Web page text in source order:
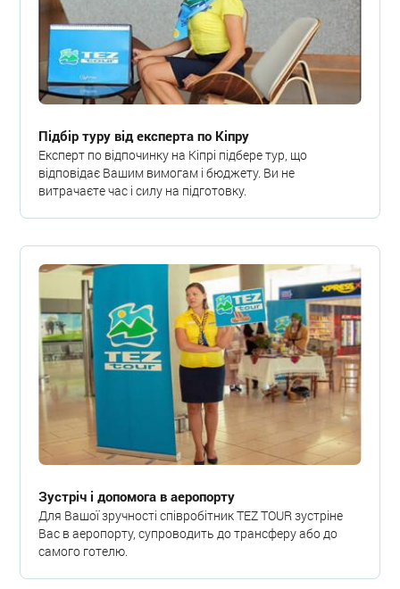
Підбір туру від експерта по Кіпру
Експерт по відпочинку на Кіпрі підбере тур, що
відповідає Вашим вимогам і бюджету. Ви не
витрачаєте час і силу на підготовку.
Зустріч і допомога в аеропорту
Для Вашої зручності співробітник TEZ TOUR зустріне
Вас в аеропорту, супроводить до трансферу або до
самого готелю.